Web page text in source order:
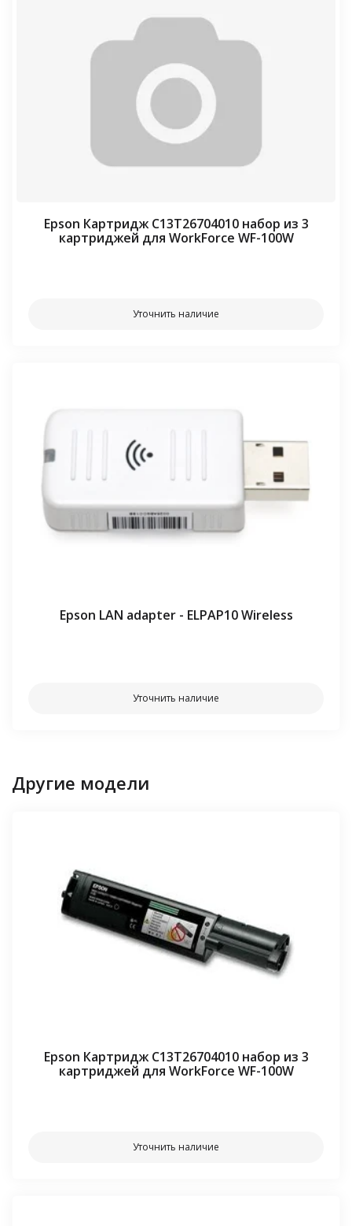
Epson Картридж C13T26704010 набор из 3
картриджей для WorkForce WF-100W
Уточнить наличие
Epson LAN adapter - ELPAP10 Wireless
Уточнить наличие
Другие модели
Epson Картридж C13T26704010 набор из 3
картриджей для WorkForce WF-100W
Уточнить наличие